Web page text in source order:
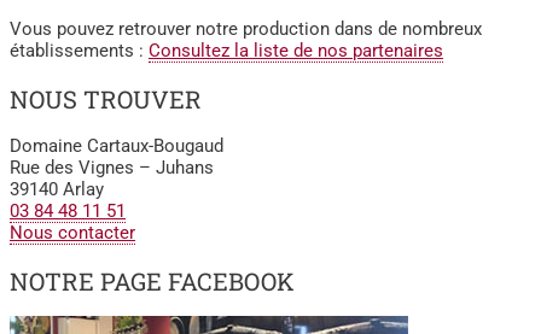
Vous pouvez retrouver notre production dans de nombreux
établissements : Consultez la liste de nos partenaires
NOUS TROUVER
Domaine Cartaux-Bougaud
Rue des Vignes – Juhans
39140 Arlay
03 84 48 11 51
Nous contacter
NOTRE PAGE FACEBOOK